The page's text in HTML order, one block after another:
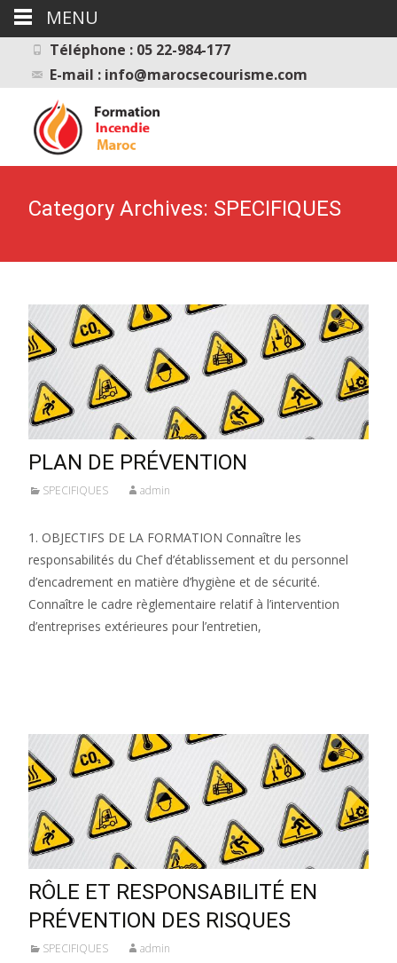
Téléphone : 05 22-984-177
E-mail : info@marocsecourisme.com
Category Archives: SPECIFIQUES
PLAN DE PRÉVENTION
SPECIFIQUES admin
1. OBJECTIFS DE LA FORMATION Connaître les
responsabilités du Chef d’établissement et du personnel
d’encadrement en matière d’hygiène et de sécurité.
Connaître le cadre règlementaire relatif à l’intervention
d’entreprises extérieures pour l’entretien,
RÔLE ET RESPONSABILITÉ EN
PRÉVENTION DES RISQUES
SPECIFIQUES admin
MENU